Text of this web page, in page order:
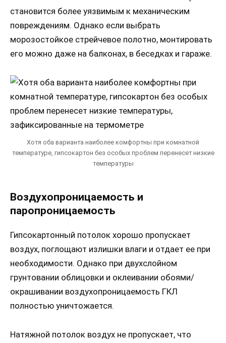
становится более уязвимым к механическим
повреждениям. Однако если выбрать
морозостойкое стрейчевое полотно, монтировать
его можно даже на балконах, в беседках и гараже.
Хотя оба варианта наиболее комфортны при комнатной
температуре, гипсокартон без особых проблем перенесет низкие
температуры
Воздухопроницаемость и
паропроницаемость
Гипсокартонный потолок хорошо пропускает
воздух, поглощают излишки влаги и отдает ее при
необходимости. Однако при двухслойном
грунтовании облицовки и оклеивании обоями/
окрашивании воздухопроницаемость ГКЛ
полностью уничтожается.
Натяжной потолок воздух не пропускает, что